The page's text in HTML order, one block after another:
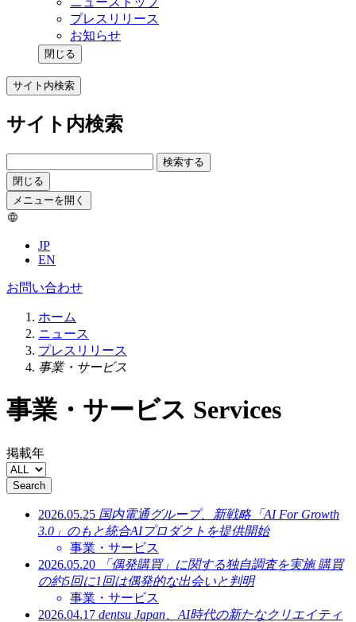
プレスリリース
お知らせ
閉じる
サイト内検索
サイト内検索
検索する
閉じる
メニューを開く
JP
EN
お問い合わせ
ホーム
ニュース
プレスリリース
事業・サービス
事業・サービス Services
掲載年
Search
2026.05.25 国内電通グループ、新戦略「AI For Growth
3.0」のもと統合AIプロダクトを提供開始
事業・サービス
2026.05.20
「偶発購買」に関する独自調査を実施 購買
の約5回に1回は偶発的な出会いと判明
事業・サービス
2026.04.17 dentsu Japan、AI時代の新たなクリエイティ